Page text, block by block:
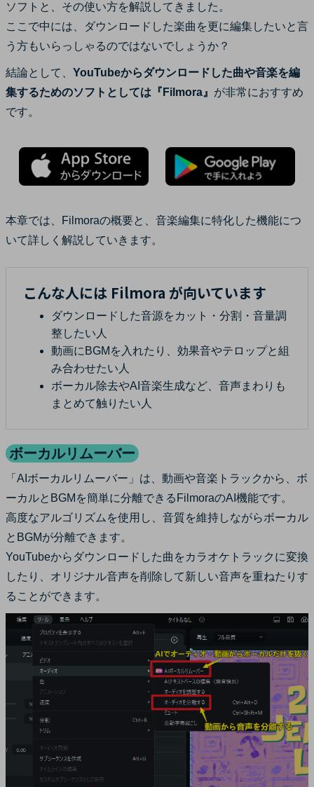
ソフトと、その使い方を解説してきました。
ここで中には、ダウンロードした楽曲を更に編集したいと言
う方もいらっしゃるのではないでしょうか？
結論として、 YouTubeからダウンロードした曲や音楽を編
集するためのソフトとしては『Filmora』 が非常におすすめ
です。
本章では、Filmoraの概要と、音楽編集に特化した機能につ
いて詳しく解説していきます。
こんな人には Filmora が向いています
ダウンロードした音源をカット・分割・音量調
整したい人
動画にBGMを入れたり、効果音やテロップと組
み合わせたい人
ボーカル除去やAI音楽生成など、音声まわりも
まとめて触りたい人
ボーカルリムーバー
「AIボーカルリムーバー」は、動画や音楽トラックから、ボ
ーカルとBGMを簡単に分離できるFilmoraのAI機能です。
高度なアルゴリズムを使用し、音質を維持しながらボーカル
とBGMが分離できます。
YouTubeからダウンロードした曲をカラオケトラックに変換
したり、オリジナル音声を削除して新しい音声を重ねたりす
ることができます。